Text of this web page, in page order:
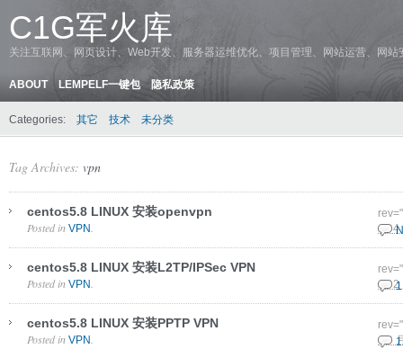
C1G军火库
关注互联网、网页设计、Web开发、服务器运维优化、项目管理、网站运营、网
ABOUT LEMPELF一键包 隐私政策
Categories: 其它 技术 未分类
Tag Archives: vpn
centos5.8 LINUX 安装openvpn
10 4
Posted in VPN
centos5.8 LINUX 安装L2TP/IPSec VPN
22 2
Posted in VPN
centos5.8 LINUX 安装PPTP VPN
6 6
Posted in VPN